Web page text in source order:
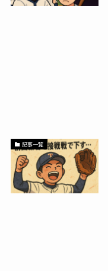
記事一覧